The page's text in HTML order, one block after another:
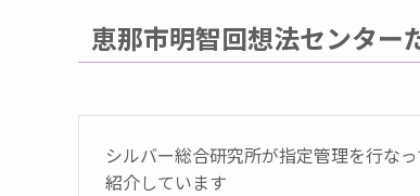
恵那市明智回想法センター
シルバー総合研究所が指定管理を行な
紹介しています